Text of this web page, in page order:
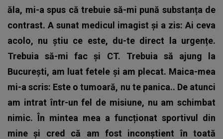
ăla, mi-a spus că trebuie să-mi pună substanța de
contrast. A sunat medicul imagist și a zis: Ai ceva
acolo, nu știu ce este, du-te direct la urgențe.
Trebuia să-mi fac și CT. Trebuia să ajung la
București, am luat fetele și am plecat. Maica-mea
mi-a scris: Este o tumoară, nu te panica.. De atunci
am intrat într-un fel de misiune, nu am schimbat
nimic. În mintea mea a funcționat sportivul din
mine și cred că am fost inconștient în toată